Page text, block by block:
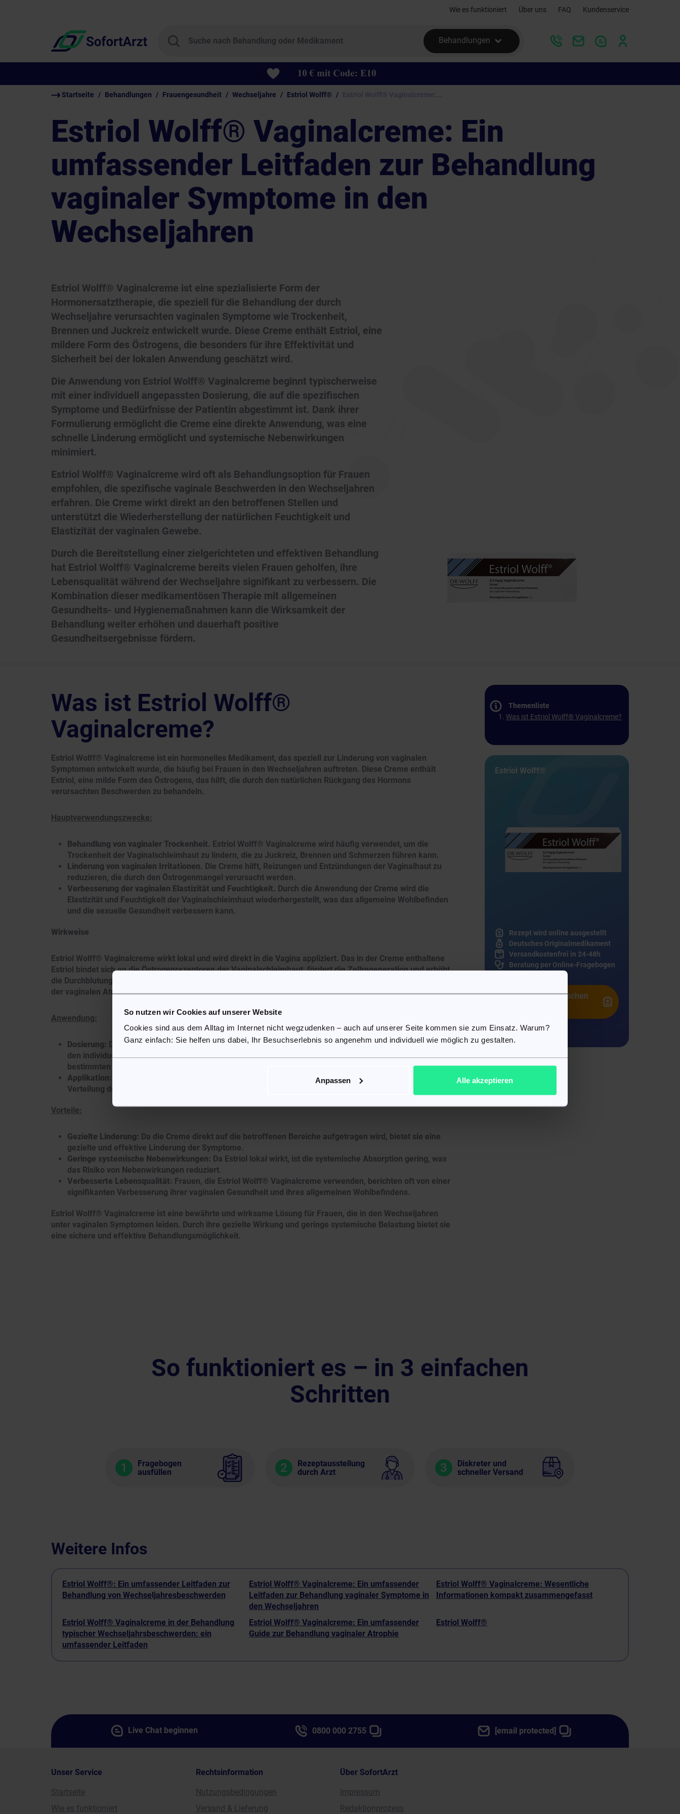
So nutzen wir Cookies auf unserer Website
Cookies sind aus dem Alltag im Internet nicht wegzudenken – auch auf unserer Seite kommen sie zum Einsatz. Warum?
Ganz einfach: Sie helfen uns dabei, Ihr Besuchserlebnis so angenehm und individuell wie möglich zu gestalten.
Anpassen Alle akzeptieren
Wie es funktioniert Über uns FAQ Kundenservice
Behandlungen
Startseite Behandlungen Frauengesundheit Wechseljahre Estriol Wolff®
Estriol Wolff® Vaginalcreme: Ein
umfassender Leitfaden zur Behandlung
vaginaler Symptome in den
Wechseljahren
Estriol Wolff® Vaginalcreme ist eine spezialisierte Form der
Hormonersatztherapie, die speziell für die Behandlung der durch
Wechseljahre verursachten vaginalen Symptome wie Trockenheit,
Brennen und Juckreiz entwickelt wurde. Diese Creme enthält Estriol, eine
mildere Form des Östrogens, die besonders für ihre Effektivität und
Sicherheit bei der lokalen Anwendung geschätzt wird.
Die Anwendung von Estriol Wolff® Vaginalcreme beginnt typischerweise
mit einer individuell angepassten Dosierung, die auf die spezifischen
Symptome und Bedürfnisse der Patientin abgestimmt ist. Dank ihrer
Formulierung ermöglicht die Creme eine direkte Anwendung, was eine
schnelle Linderung ermöglicht und systemische Nebenwirkungen
minimiert.
Estriol Wolff® Vaginalcreme wird oft als Behandlungsoption für Frauen
empfohlen, die spezifische vaginale Beschwerden in den Wechseljahren
erfahren. Die Creme wirkt direkt an den betroffenen Stellen und
unterstützt die Wiederherstellung der natürlichen Feuchtigkeit und
Elastizität der vaginalen Gewebe.
Durch die Bereitstellung einer zielgerichteten und effektiven Behandlung
hat Estriol Wolff® Vaginalcreme bereits vielen Frauen geholfen, ihre
Lebensqualität während der Wechseljahre signifikant zu verbessern. Die
Kombination dieser medikamentösen Therapie mit allgemeinen
Gesundheits- und Hygienemaßnahmen kann die Wirksamkeit der
Behandlung weiter erhöhen und dauerhaft positive
Gesundheitsergebnisse fördern.
Was ist Estriol Wolff®
Vaginalcreme?
Estriol Wolff® Vaginalcreme ist ein hormonelles Medikament, das speziell zur Linderung von vaginalen
Symptomen entwickelt wurde, die häufig bei Frauen in den Wechseljahren auftreten. Diese Creme enthält
Estriol, eine milde Form des Östrogens, das hilft, die durch den natürlichen Rückgang des Hormons
verursachten Beschwerden zu behandeln.
Hauptverwendungszwecke:
Behandlung von vaginaler Trockenheit. Estriol Wolff® Vaginalcreme wird häufig verwendet, um die
Trockenheit der Vaginalschleimhaut zu lindern, die zu Juckreiz, Brennen und Schmerzen führen kann.
Linderung von vaginalen Irritationen. Die Creme hilft, Reizungen und Entzündungen der Vaginalhaut zu
reduzieren, die durch den Östrogenmangel verursacht werden.
Verbesserung der vaginalen Elastizität und Feuchtigkeit. Durch die Anwendung der Creme wird die
Elastizität und Feuchtigkeit der Vaginalschleimhaut wiederhergestellt, was das allgemeine Wohlbefinden
und die sexuelle Gesundheit verbessern kann.
Wirkweise
Estriol Wolff® Vaginalcreme wirkt lokal und wird direkt in die Vagina appliziert. Das in der Creme enthaltene
Estriol bindet sich an die Östrogenrezeptoren der Vaginalschleimhaut, fördert die Zellregeneration und erhöht
die Durchblutung. Dadurch wird die Feuchtigkeit und Elastizität der Schleimhaut verbessert und die Symptome
der vaginalen Atrophie gelindert.
Anwendung:
Dosierung: Die genaue Dosierung und Häufigkeit der Anwendung wird vom Arzt festgelegt, basierend auf
den individuellen Bedürfnissen der Patientin. Typischerweise wird die Creme täglich über einen
bestimmten Zeitraum und anschließend in einer Erhaltungsdosis angewendet.
Applikation:
Die Creme wird mithilfe eines Applikators tief in die Vagina eingeführt, um eine gleichmäßige
Verteilung des Wirkstoffs zu gewährleisten.
Vorteile:
Gezielte Linderung: Da die Creme direkt auf die betroffenen Bereiche aufgetragen wird, bietet sie eine
gezielte und effektive Linderung der Symptome.
Geringe systemische Nebenwirkungen: Da Estriol lokal wirkt, ist die systemische Absorption gering, was
das Risiko von Nebenwirkungen reduziert.
Verbesserte Lebensqualität: Frauen, die Estriol Wolff® Vaginalcreme verwenden, berichten oft von einer
signifikanten Verbesserung ihrer vaginalen Gesundheit und ihres allgemeinen Wohlbefindens.
Estriol Wolff® Vaginalcreme ist eine bewährte und wirksame Lösung für Frauen, die in den Wechseljahren
unter vaginalen Symptomen leiden. Durch ihre gezielte Wirkung und geringe systemische Belastung bietet sie
eine sichere und effektive Behandlungsmöglichkeit.
Themenliste
Was ist Estriol Wolff® Vaginalcreme?
Estriol Wolff®
Rezept wird online ausgestellt
Deutsches Originalmedikament
Versandkostenfrei in 24-48h
Beratung per Online-Fragebogen
Zu den medizinischen
So funktioniert es – in 3 einfachen
Schritten
1
Fragebogen
ausfüllen
2
Rezeptausstellung
durch Arzt
3
Diskreter und
schneller Versand
Weitere Infos
Estriol Wolff®: Ein umfassender Leitfaden zur
Behandlung von Wechseljahresbeschwerden
Estriol Wolff® Vaginalcreme: Ein umfassender
Leitfaden zur Behandlung vaginaler Symptome in
den Wechseljahren
Estriol Wolff® Vaginalcreme: Wesentliche
Informationen kompakt zusammengefasst
Estriol Wolff® Vaginalcreme in der Behandlung
typischer Wechseljahrsbeschwerden: ein
umfassender Leitfaden
Estriol Wolff® Vaginalcreme: Ein umfassender
Guide zur Behandlung vaginaler Atrophie
Estriol Wolff®
Live Chat beginnen 0800 000 2755 [email protected]
Unser Service
Startseite
Wie es funktioniert
Rechtsinformation
Nutzungsbedingungen
Versand & Lieferung
Über SofortArzt
Impressum
Redaktionprozess